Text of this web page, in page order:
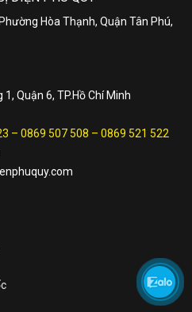
Hòa Thạnh, Quận Tân Phú,
Quận 6, TP.Hồ Chí Minh
– 0869 507 508 – 0869 521 522